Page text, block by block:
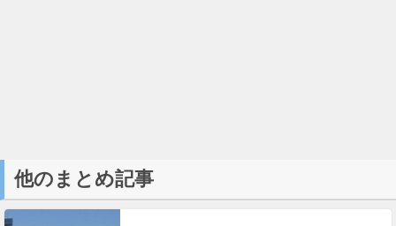
他のまとめ記事